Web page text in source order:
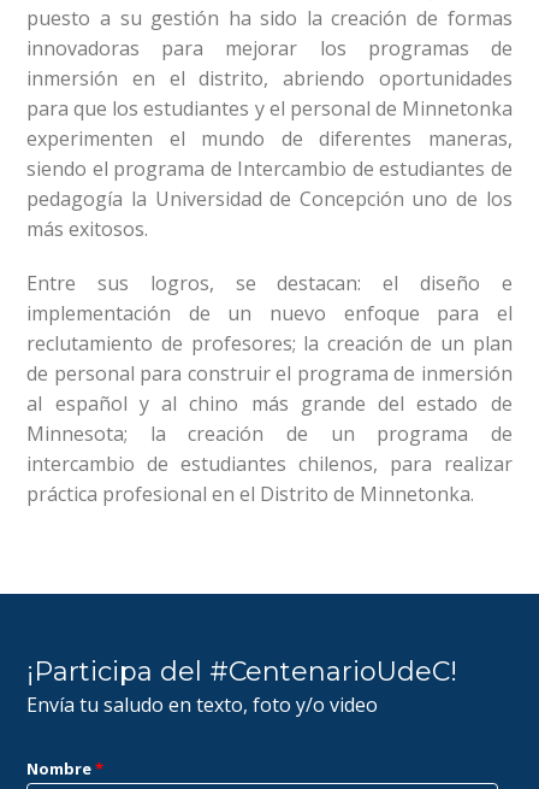
puesto a su gestión ha sido la creación de formas
innovadoras para mejorar los programas de
inmersión en el distrito, abriendo oportunidades
para que los estudiantes y el personal de Minnetonka
experimenten el mundo de diferentes maneras,
siendo el programa de Intercambio de estudiantes de
pedagogía la Universidad de Concepción uno de los
más exitosos.
Entre sus logros, se destacan: el diseño e
implementación de un nuevo enfoque para el
reclutamiento de profesores; la creación de un plan
de personal para construir el programa de inmersión
al español y al chino más grande del estado de
Minnesota; la creación de un programa de
intercambio de estudiantes chilenos, para realizar
práctica profesional en el Distrito de Minnetonka.
¡Participa del #CentenarioUdeC!
Envía tu saludo en texto, foto y/o video
Nombre*